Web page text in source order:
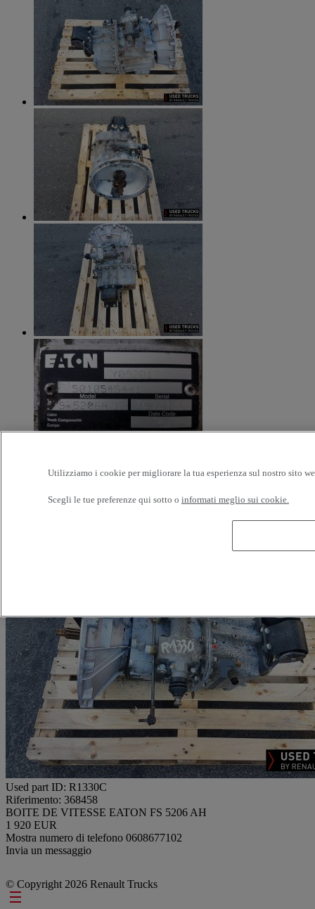
Additional Information
Boite de vitesse d’occasion EATON FS 5206A H - MANUELLE
gamme RENAULT MIDLUM DCI – Fabrication 2004 – Bon état
Used part ID: R1330C
Riferimento: 368458
BOITE DE VITESSE EATON FS 5206 AH
1 920 EUR
Mostra numero di telefono 0608677102
Invia un messaggio
© Copyright 2026 Renault Trucks
Footer
Utilizziamo i cookie per migliorare la tua esperienza sul nostro sito
Scegli le tue preferenze qui sotto o informati meglio sui cookie.